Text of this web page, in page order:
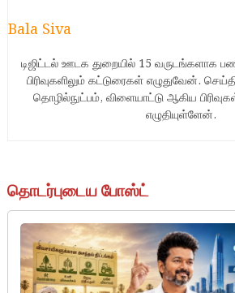
Bala Siva
டிஜிட்டல் ஊடக துறையில் 15 வருடங்களாக
பிரிவுகளிலும் கட்டுரைகள் எழுதுவேன்.
தொழில்நுட்பம், விளையாட்டு ஆகிய
எழுதியுள்ளேன்.
தொடர்புடைய போஸ்ட்